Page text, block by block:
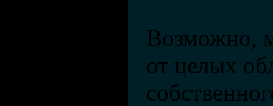
Возможно,
от целых